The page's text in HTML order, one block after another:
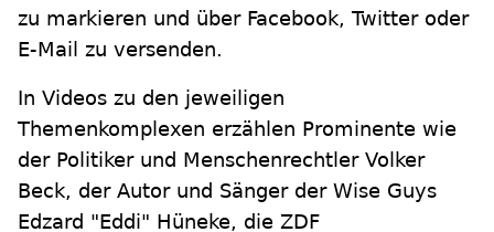
zu markieren und über Facebook, Twitter oder
E-Mail zu versenden.
In Videos zu den jeweiligen
Themenkomplexen erzählen Prominente wie
der Politiker und Menschenrechtler Volker
Beck, der Autor und Sänger der Wise Guys
Edzard "Eddi" Hüneke, die ZDF